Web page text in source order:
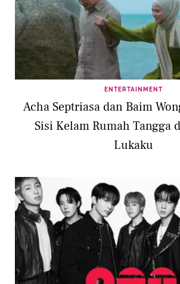
ENTERTAINMENT
Acha Septriasa dan Baim
Sisi Kelam Rumah Tangga
Lukaku